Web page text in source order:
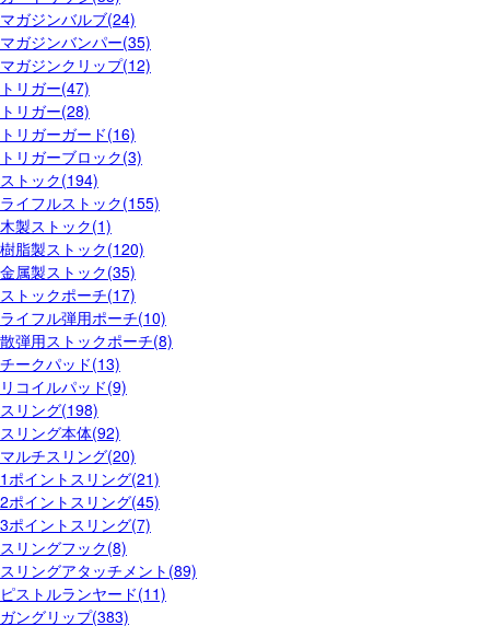
マガジンバルブ(24)
マガジンバンパー(35)
マガジンクリップ(12)
トリガー(47)
トリガー(28)
トリガーガード(16)
トリガーブロック(3)
ストック(194)
ライフルストック(155)
木製ストック(1)
樹脂製ストック(120)
金属製ストック(35)
ストックポーチ(17)
ライフル弾用ポーチ(10)
散弾用ストックポーチ(8)
チークパッド(13)
リコイルパッド(9)
スリング(198)
スリング本体(92)
マルチスリング(20)
1ポイントスリング(21)
2ポイントスリング(45)
3ポイントスリング(7)
スリングフック(8)
スリングアタッチメント(89)
ピストルランヤード(11)
ガングリップ(383)